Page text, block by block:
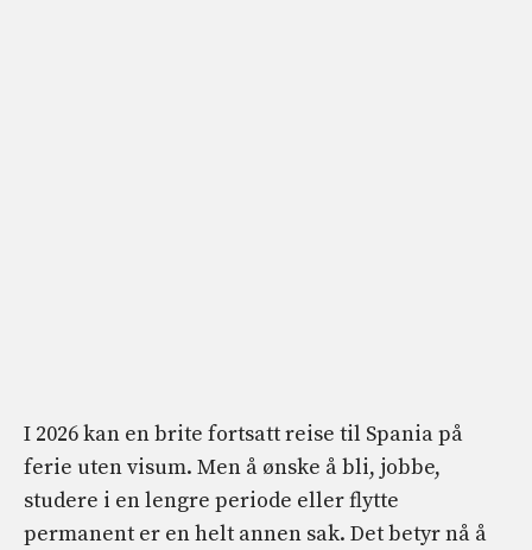
I 2026 kan en brite fortsatt reise til Spania på
ferie uten visum. Men å ønske å bli, jobbe,
studere i en lengre periode eller flytte
permanent er en helt annen sak. Det betyr nå å